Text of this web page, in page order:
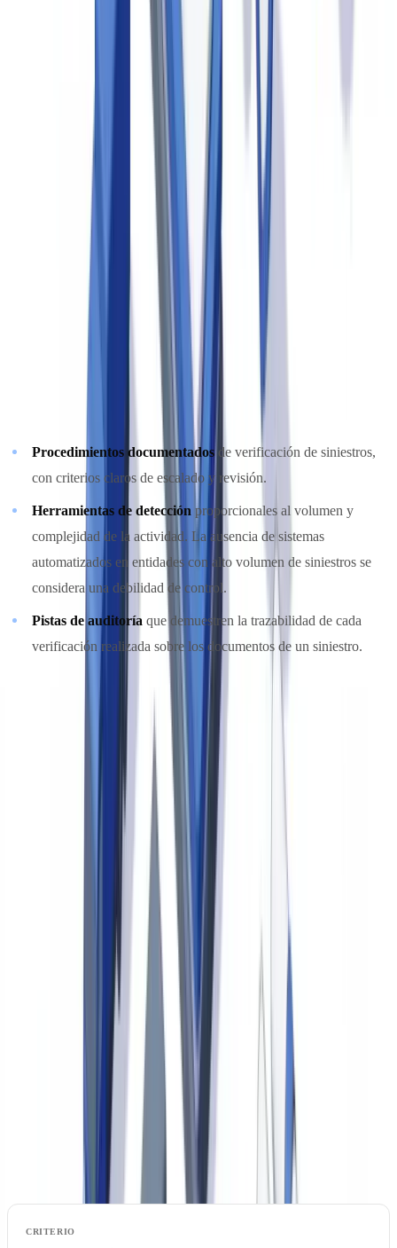
Marco regulador español
aseguradoras en materia de prevención y detección del fraude.
Ley 20/2015, de 14 de julio, de ordenación, supervisión y
a las compañías disponer de sistemas de control interno
adecuados a la naturaleza y complejidad de sus operaciones
La DGSFP y sus expectativas
Dirección General de Seguros y Fondos de Pensiones (DGSFP)
supervisa el sector asegurador español y evalúa la adecuación de los
controles internos de las entidades. La DGSFP espera que las
Procedimientos documentados de verificación de siniestros,
con criterios claros de escalado y revisión.
Herramientas de detección proporcionales al volumen y
complejidad de la actividad. La ausencia de sistemas
automatizados en entidades con alto volumen de siniestros se
considera una debilidad de control.
Pistas de auditoría que demuestren la trazabilidad de cada
verificación realizada sobre los documentos de un siniestro.
Sanciones y consecuencias
El artículo 248 del Código Penal tipifica la estafa, aplicable al fraude
al seguro, con penas de uno a tres años de prisión cuando el importe
supera los 400 EUR. Para la aseguradora, los fallos en los controles
de detección pueden derivar en sanciones de la DGSFP, daño
reputacional y pérdidas económicas directas. UNESPA cifra el
impacto total del fraude no detectado en más de 500 millones de
euros anuales para el sector.
Detección manual frente a detección automatizada
La verificación manual de documentos en siniestros tiene
limitaciones inherentes. Un tramitador medio gestiona entre 12 y 20
expedientes diarios, cada uno con 4 a 10 documentos. El tiempo
dedicado a la revisión de cada documento es de 2 a 5 minutos,
Comparativa de rendimiento